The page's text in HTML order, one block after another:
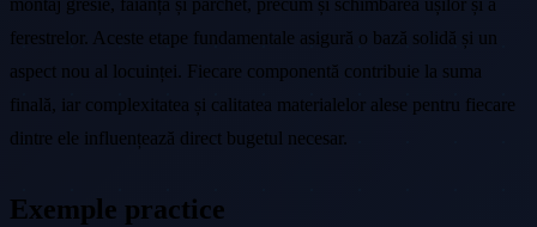
montaj gresie, faianță și parchet, precum și schimbarea ușilor și a
ferestrelor. Aceste etape fundamentale asigură o bază solidă și un
aspect nou al locuinței. Fiecare componentă contribuie la suma
finală, iar complexitatea și calitatea materialelor alese pentru fiecare
dintre ele influențează direct bugetul necesar.
Exemple practice